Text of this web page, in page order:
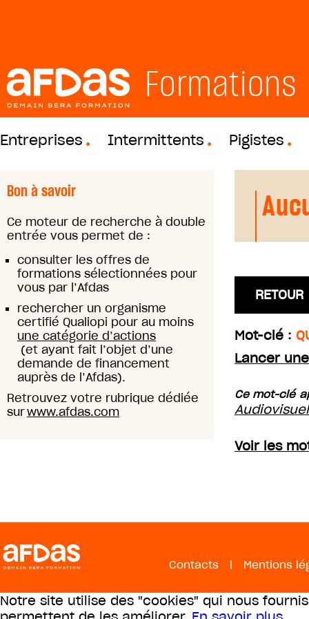
Formations
Entreprises Intermittents Pigistes
Bon à savoir
Ce moteur de recherche à double
entrée vous permet de :
consulter les offres de
formations sélectionnées pour
vous par l’Afdas
rechercher un organisme
certifié Qualiopi pour au moins
une catégorie d’actions
(et ayant fait l’objet d’une
demande de financement
auprès de l’Afdas).
Retrouvez votre rubrique dédiée
surwww.afdas.com
RETOUR
Mot-clé :
Lancer
Ce mot-clé
Voir les
Contacts | Mentions
Notre site utilise des "cookies" qui nous